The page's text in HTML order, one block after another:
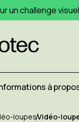
un challenge
à
loupesVidéo-